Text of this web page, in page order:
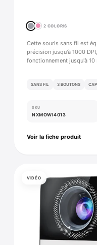
2 COLORIS
Cette souris sans fil est
précision jusqu'à 1000
fonctionnement jusqu'à 10
SANS FIL 3 BOUTONS
SKU
NXMOWI4013
Voir la fiche produit
VIDÉO